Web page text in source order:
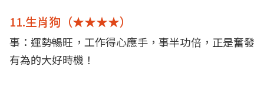
11.生肖狗（★★★★）
事：運勢暢旺，工作得心應手，事半功倍，正是奮發
有為的大好時機！